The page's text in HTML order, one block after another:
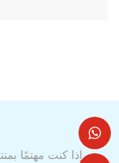
إذا كنت مهتمًا